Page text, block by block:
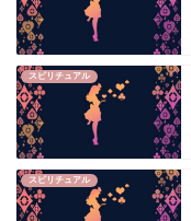
スピリチュアル
スピリチュアル